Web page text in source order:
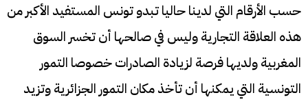
حسب الأرقام التي لدينا حاليا تبدو تونس المستفيد الأكبر من
هذه العلاقة التجارية وليس في صالحها أن تخسر السوق
المغربية ولديها فرصة لزيادة الصادرات خصوصا التمور
التونسية التي يمكنها أن تأخذ مكان التمور الجزائرية وتزيد